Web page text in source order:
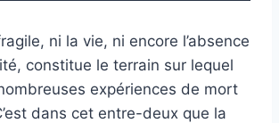
ni la vie, ni encore l’absence
constitue le terrain sur lequel
expériences de mort
dans cet entre-deux que la